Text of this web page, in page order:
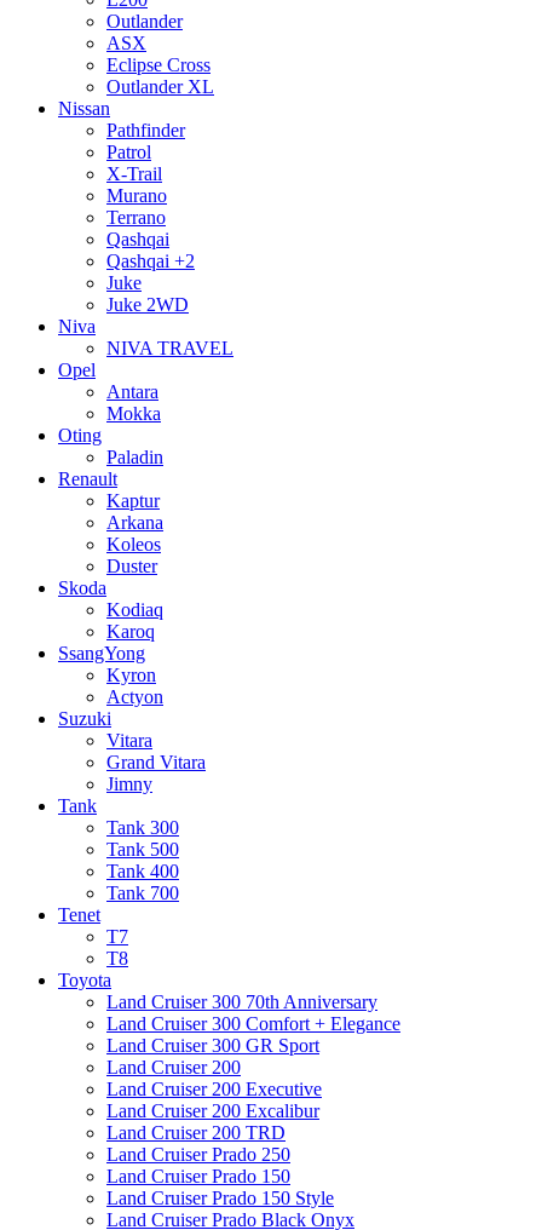
Outlander
ASX
Eclipse Cross
Outlander XL
Nissan
Pathfinder
Patrol
X-Trail
Murano
Terrano
Qashqai
Qashqai +2
Juke
Juke 2WD
Niva
NIVA TRAVEL
Opel
Antara
Mokka
Oting
Paladin
Renault
Kaptur
Arkana
Koleos
Duster
Skoda
Kodiaq
Karoq
SsangYong
Kyron
Actyon
Suzuki
Vitara
Grand Vitara
Jimny
Tank
Tank 300
Tank 500
Tank 400
Tank 700
Tenet
T7
T8
Toyota
Land Cruiser 300 70th Anniversary
Land Cruiser 300 Comfort + Elegance
Land Cruiser 300 GR Sport
Land Cruiser 200
Land Cruiser 200 Executive
Land Cruiser 200 Excalibur
Land Cruiser 200 TRD
Land Cruiser Prado 250
Land Cruiser Prado 150
Land Cruiser Prado 150 Style
Land Cruiser Prado Black Onyx